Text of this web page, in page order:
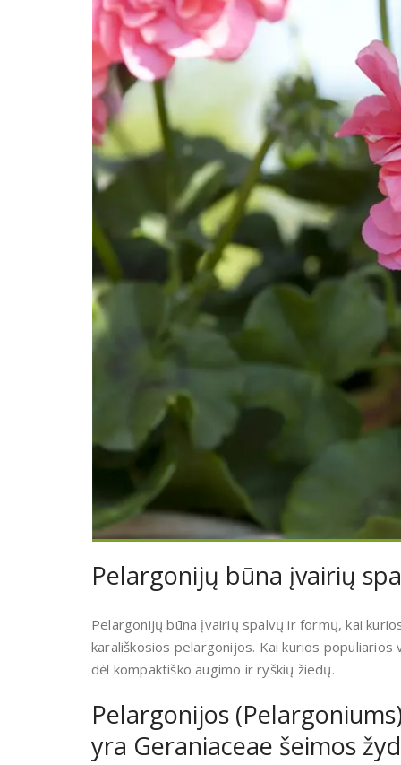
Pelargonijų būna įvairių
Pelargonijų būna įvairių spalvų ir formų, kai
karališkosios pelargonijos. Kai kurios populiarios
dėl kompaktiško augimo ir ryškių žiedų.
Pelargonijos
yra Geraniaceae šeimos